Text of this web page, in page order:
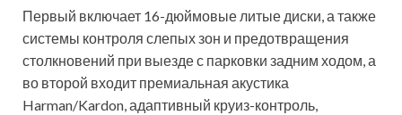
Первый включает 16-дюймовые литые диски, а также
системы контроля слепых зон и предотвращения
столкновений при выезде с парковки задним ходом, а
во второй входит премиальная акустика
Harman/Kardon, адаптивный круиз-контроль,